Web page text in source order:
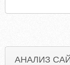
АНАЛИЗ